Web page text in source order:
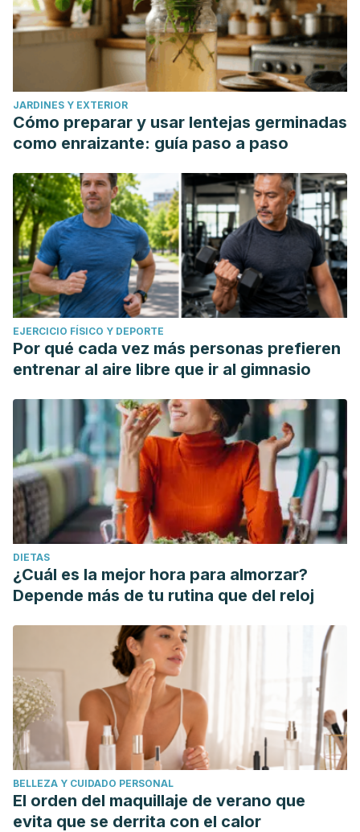
JARDINES Y EXTERIOR
Cómo preparar y usar lentejas germinadas
como enraizante: guía paso a paso
EJERCICIO FÍSICO Y DEPORTE
Por qué cada vez más personas prefieren
entrenar al aire libre que ir al gimnasio
DIETAS
¿Cuál es la mejor hora para almorzar?
Depende más de tu rutina que del reloj
BELLEZA Y CUIDADO PERSONAL
El orden del maquillaje de verano que
evita que se derrita con el calor